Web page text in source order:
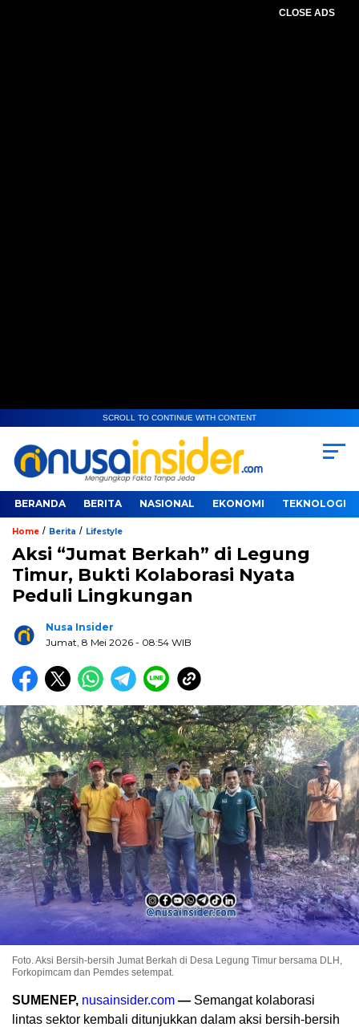
CLOSE ADS
SCROLL TO CONTINUE WITH CONTENT
BERANDA BERITA NASIONAL EKONOMI TEKNOLOGI
Home / Berita / Lifestyle
Aksi “Jumat Berkah” di Legung
Timur, Bukti Kolaborasi Nyata
Peduli Lingkungan
Nusa Insider
Jumat, 8 Mei 2026 - 08:54 WIB
Foto. Aksi Bersih-bersih Jumat Berkah di Desa Legung Timur bersama DLH,
Forkopimcam dan Pemdes setempat.
SUMENEP, nusainsider.com — Semangat kolaborasi
lintas sektor kembali ditunjukkan dalam aksi bersih-bersih